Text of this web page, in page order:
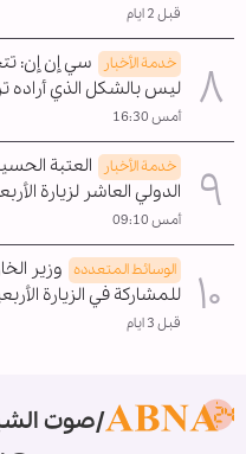
قبل 2 ايام
خدمة الأخبار
سي إن إن:
ليس بالشكل الذي أراده
أمس 16:30
خدمة الأخبار
العتبة
الدولي العاشر لزيارة
أمس 09:10
الوسائط المتعدده وزير
للمشاركة في الزيارة
قبل 3 ايام
صوت